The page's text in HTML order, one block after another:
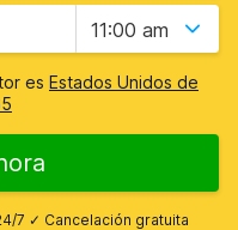
11:00 am
es Estados Unidos de
7 ✓ Cancelación gratuita